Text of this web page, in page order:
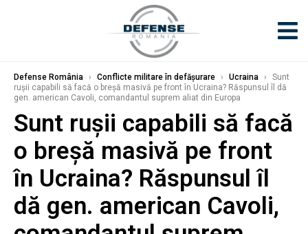
Defense România › Conflicte militare în defășurare › Ucraina ›
Sunt
rușii capabili să facă o breșă masivă pe front în Ucraina? Răspunsul îl dă
gen. american Cavoli, comandantul suprem aliat din Europa
Sunt rușii capabili să facă
o breșă masivă pe front
în Ucraina? Răspunsul îl
dă gen. american Cavoli,